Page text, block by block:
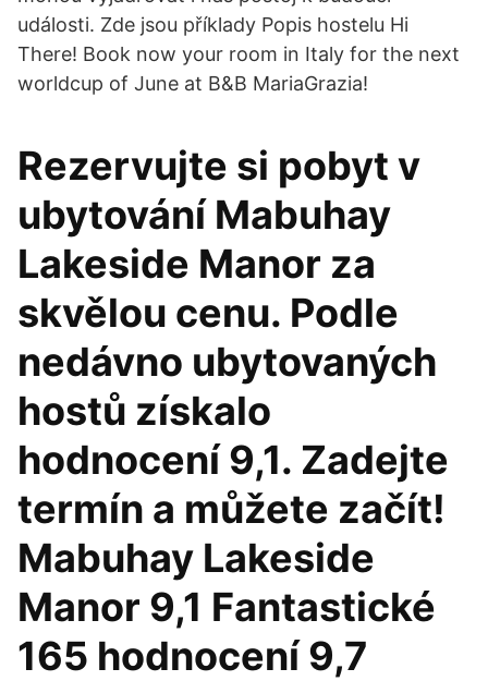
události. Zde jsou příklady Popis hostelu Hi
There! Book now your room in Italy for the next
worldcup of June at B&B MariaGrazia!
Rezervujte si pobyt v
ubytování Mabuhay
Lakeside Manor za
skvělou cenu. Podle
nedávno ubytovaných
hostů získalo
hodnocení 9,1. Zadejte
termín a můžete začít!
Mabuhay Lakeside
Manor 9,1 Fantastické
165 hodnocení 9,7